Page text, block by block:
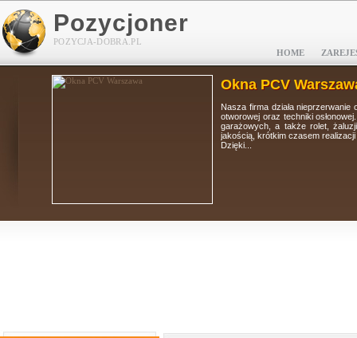
Pozycjoner
POZYCJA-DOBRA.PL
HOME
Okna PCV
Nasza firma działa
otworowej oraz techniki
garażowych, a także rolet,
jakością, krótkim czasem
Dzięki...